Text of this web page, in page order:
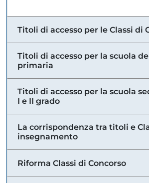
Titoli di accesso per le Classi di
Titoli di accesso per la scuola
primaria
Titoli di accesso per la scuola
I e II grado
La corrispondenza tra titoli e
insegnamento
Riforma Classi di Concorso